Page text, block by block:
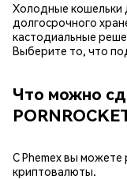
Холодные кошельки
долгосрочного
кастодиальные
Выберите то, что
Что можно
С Phemex вы можете
криптовалюты.